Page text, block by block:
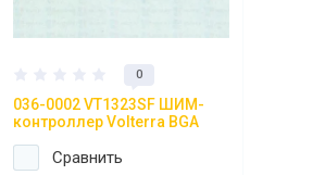
0
036-0002 VT1323SF ШИМ-
контроллер Volterra BGA
Сравнить